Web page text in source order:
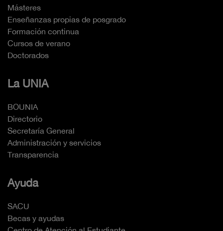
Másteres
Enseñanzas propias de posgrado
Formación continua
Cursos de verano
Doctorados
La UNIA
BOUNIA
Directorio
Secretaría General
Administración y servicios
Transparencia
Ayuda
SACU
Becas y ayudas